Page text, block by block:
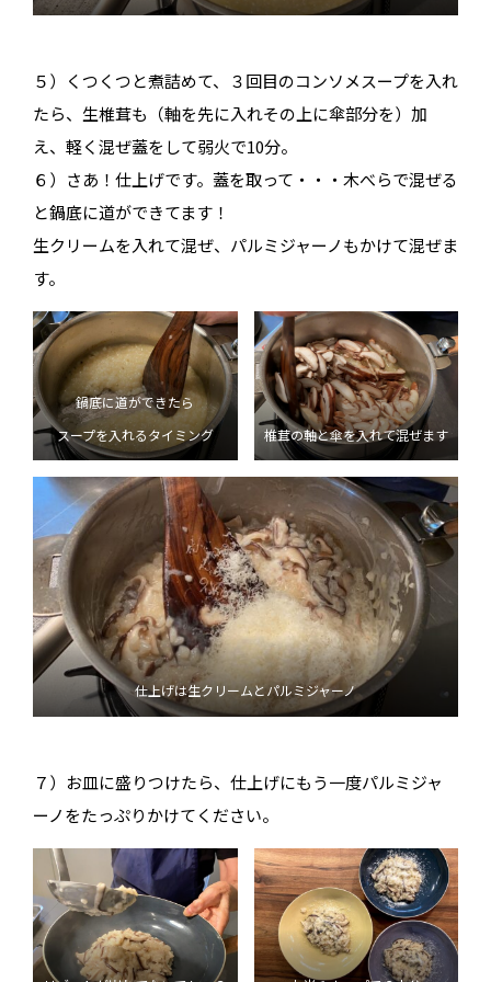
５）くつくつと煮詰めて、３回目のコンソメスープを入れ
たら、生椎茸も（軸を先に入れその上に傘部分を）加
え、軽く混ぜ蓋をして弱火で10分。
６）さあ！仕上げです。蓋を取って・・・木べらで混ぜる
と鍋底に道ができてます！
生クリームを入れて混ぜ、パルミジャーノもかけて混ぜま
す。
鍋底に道ができたら
スープを入れるタイミング
椎茸の軸と傘を入れて混ぜます
仕上げは生クリームとパルミジャーノ
７）お皿に盛りつけたら、仕上げにもう一度パルミジャ
ーノをたっぷりかけてください。